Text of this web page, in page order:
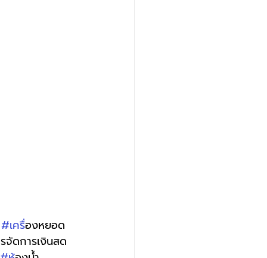
#เครื่องหยอด
จัดการเงินสด